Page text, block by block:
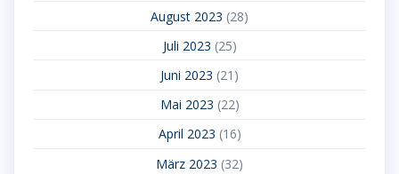
August 2023 (28)
Juli 2023 (25)
Juni 2023 (21)
Mai 2023 (22)
April 2023 (16)
März 2023 (32)